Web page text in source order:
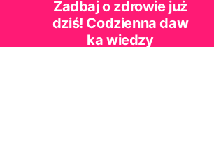
Zadbaj o zdrowie już
dziś! Codzienna daw
ka wiedzy